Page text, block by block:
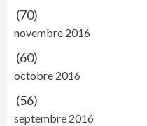
(70)
novembre 2016
(60)
octobre 2016
(56)
septembre 2016